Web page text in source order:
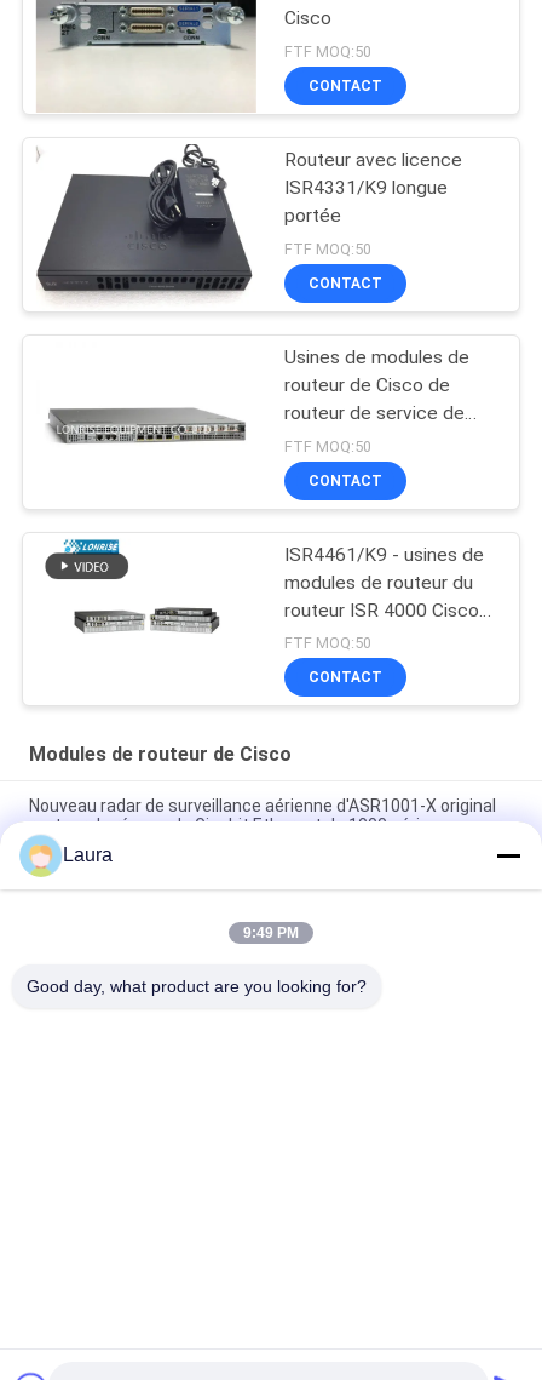
Cisco
FTF MOQ:50
CONTACT
Routeur avec licence
ISR4331/K9 longue
portée
FTF MOQ:50
CONTACT
Usines de modules de
routeur de Cisco de
routeur de service de
l'agrégation ASR1001
FTF MOQ:50
CONTACT
ISR4461/K9 - usines de
modules de routeur du
routeur ISR 4000 Cisco
de Cisco
FTF MOQ:50
CONTACT
Modules de routeur de Cisco
Nouveau radar de surveillance aérienne d'ASR1001-X original
routeur de réseau de Gigabit Ethernet de 1000 séries
C9300 - Nanomètre - 2Q = catalyseur 9300 2 pièce de
rechange de module de réseau de X 40GE
Suppléments de chaîne de Wifi de DRACHME des modules 2GE
Laura
9:49 PM
Good day, what product are you looking for?